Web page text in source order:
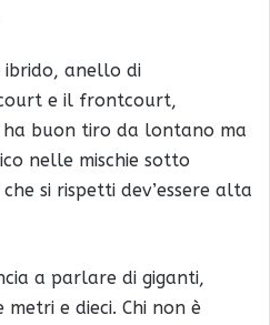
ibrido, anello di
e il frontcourt,
ha buon tiro da lontano ma
nelle mischie sotto
si rispetti dev’essere alta
a parlare di giganti,
e dieci. Chi non è